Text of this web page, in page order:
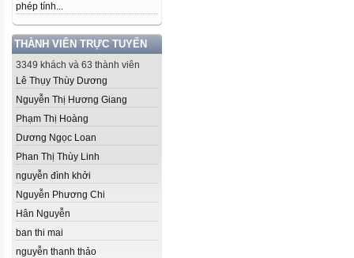
phép tính...
THÀNH VIÊN TRỰC TUYẾN
3349 khách và 63 thành viên
Lê Thụy Thùy Dương
Nguyễn Thị Hương Giang
Phạm Thị Hoàng
Dương Ngọc Loan
Phan Thị Thùy Linh
nguyễn đình khởi
Nguyễn Phương Chi
Hân Nguyễn
ban thi mai
nguyễn thanh thảo